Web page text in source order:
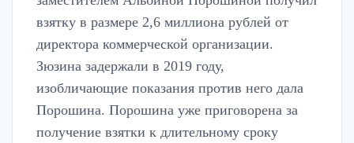
взятку в размере 2,6 миллиона рублей от
директора коммерческой организации.
Зюзина задержали в 2019 году,
изобличающие показания против него дала
Порошина. Порошина уже приговорена за
получение взятки к длительному сроку